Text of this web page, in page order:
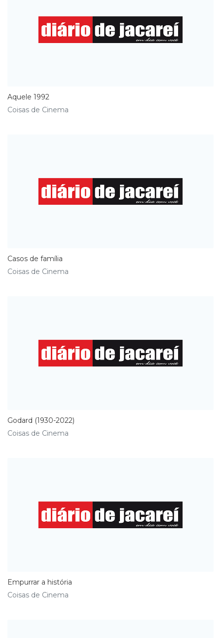
Aquele 1992
Coisas de Cinema
Casos de família
Coisas de Cinema
Godard (1930-2022)
Coisas de Cinema
Empurrar a história
Coisas de Cinema